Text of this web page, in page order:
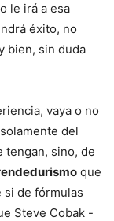
le irá a esa
éxito, no
bien, sin duda
vaya o no
del
tengan, sino, de
que
si de fórmulas
Steve Cobak -